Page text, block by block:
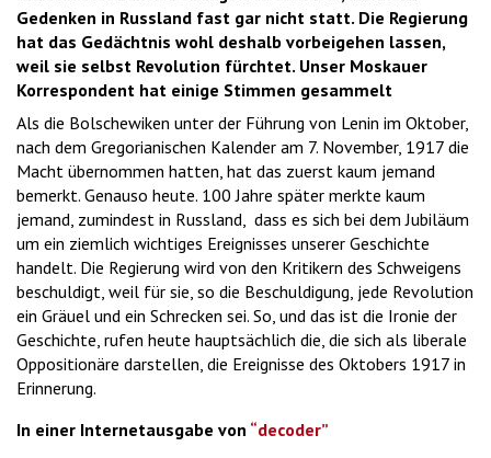
Gedenken in Russland fast gar nicht statt. Die Regierung
hat das Gedächtnis wohl deshalb vorbeigehen lassen,
weil sie selbst Revolution fürchtet. Unser Moskauer
Korrespondent hat einige Stimmen gesammelt
Als die Bolschewiken unter der Führung von Lenin im Oktober,
nach dem Gregorianischen Kalender am 7. November, 1917 die
Macht übernommen hatten, hat das zuerst kaum jemand
bemerkt. Genauso heute. 100 Jahre später merkte kaum
jemand, zumindest in Russland, dass es sich bei dem Jubiläum
um ein ziemlich wichtiges Ereignisses unserer Geschichte
handelt. Die Regierung wird von den Kritikern des Schweigens
beschuldigt, weil für sie, so die Beschuldigung, jede Revolution
ein Gräuel und ein Schrecken sei. So, und das ist die Ironie der
Geschichte, rufen heute hauptsächlich die, die sich als liberale
Oppositionäre darstellen, die Ereignisse des Oktobers 1917 in
Erinnerung.
In einer Internetausgabe von “decoder”